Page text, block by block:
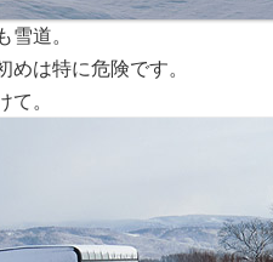
雪道。
めは特に危険です。
て。